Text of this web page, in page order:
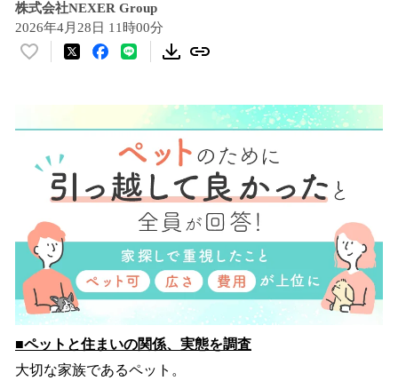
株式会社NEXER Group
2026年4月28日 11時00分
い
数
読
み
中
で
す
■ペットと住まいの関係、実態を調査
大切な家族であるペット。